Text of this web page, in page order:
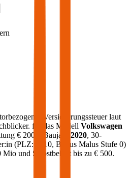
Versicherungssteuer laut
für das Modell Volkswagen
€ 2000 , Baujahr 2020, 30-
(PLZ:
1010, Bonus Malus Stufe 0)
Mio und Selbstbehalt bis zu € 500.